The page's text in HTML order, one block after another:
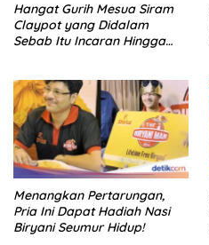
Hangat Gurih Mesua Siram
Claypot yang Didalam
Sebab Itu Incaran Hingga
Menangkan Pertarungan,
Pria Ini Dapat Hadiah Nasi
Biryani Seumur Hidup!